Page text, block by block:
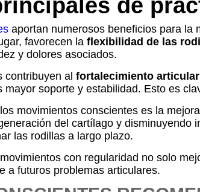
de
aportan numerosos beneficios para la
favorecen la flexibilidad de las
y dolores asociados.
contribuyen al fortalecimiento articular
mayor soporte y estabilidad. Esto es
movimientos conscientes es la
del cartílago y
las rodillas a largo plazo.
con regularidad no solo
a futuros problemas articulares.